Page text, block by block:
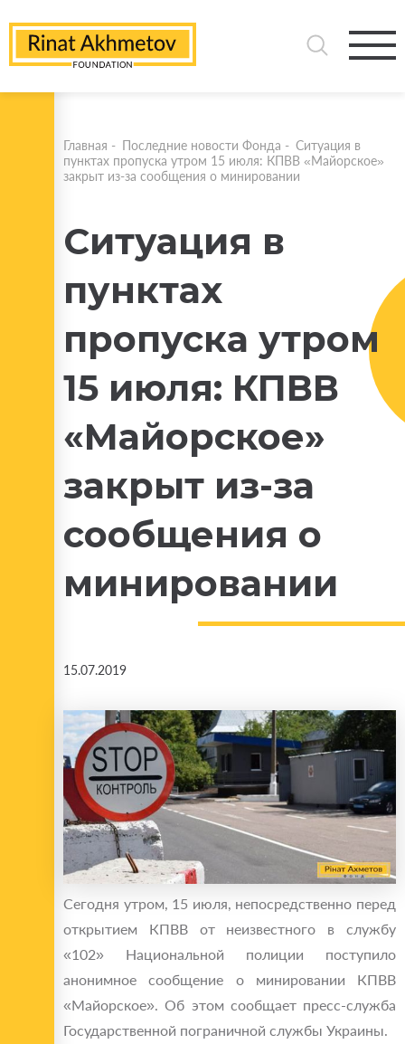
Главная - Последние новости Фонда - Ситуация в
пунктах пропуска утром 15 июля: КПВВ «Майорское»
закрыт из-за сообщения о минировании
Ситуация в
пунктах
пропуска утром
15 июля: КПВВ
«Майорское»
закрыт из-за
сообщения о
минировании
15.07.2019
Сегодня утром, 15 июля, непосредственно перед
открытием КПВВ от неизвестного в службу
«102» Национальной полиции поступило
анонимное сообщение о минировании КПВВ
«Майорское». Об этом сообщает пресс-служба
Государственной пограничной службы Украины.